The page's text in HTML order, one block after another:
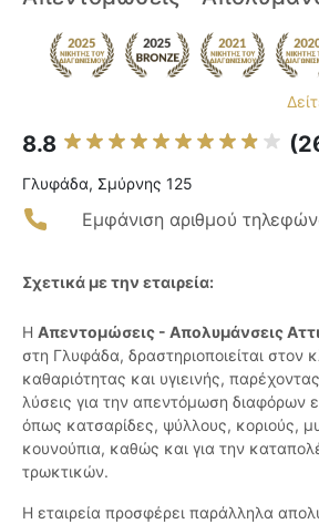
8.8
Γλυφάδα, Σμύρνης 125
Εμφάνιση αριθμού
Σχετικά με την εταιρεία:
Η Απεντομώσεις - Απολυμάνσεις
στη Γλυφάδα, δραστηριοποιείται στον
καθαριότητας και υγιεινής,
λύσεις για την απεντόμωση διαφόρων
όπως κατσαρίδες, ψύλλους, κοριούς,
κουνούπια, καθώς και για την
τρωκτικών.
Η εταιρεία προσφέρει παράλληλα